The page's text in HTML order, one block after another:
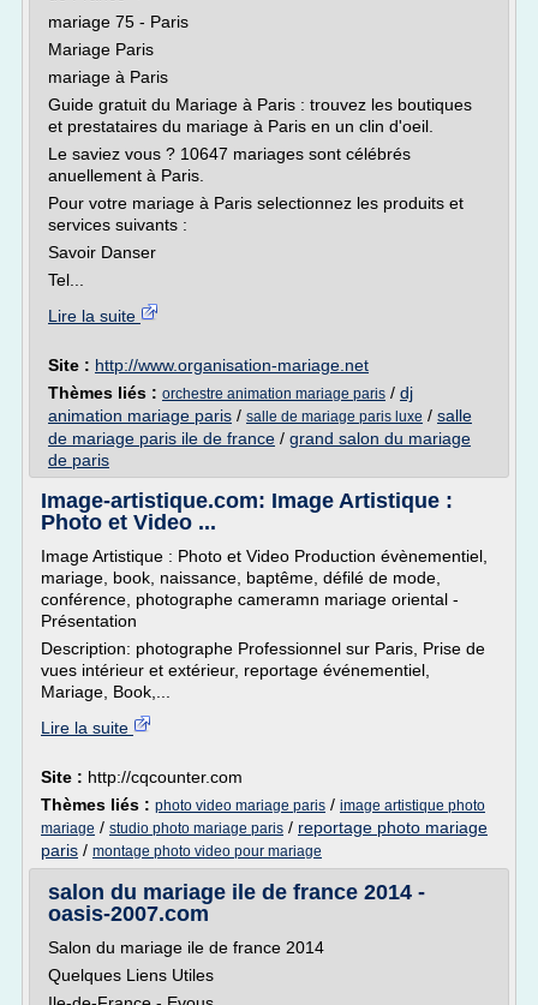
mariage 75 - Paris
Mariage Paris
mariage à Paris
Guide gratuit du Mariage à Paris : trouvez les boutiques
et prestataires du mariage à Paris en un clin d'oeil.
Le saviez vous ? 10647 mariages sont célébrés
anuellement à Paris.
Pour votre mariage à Paris selectionnez les produits et
services suivants :
Savoir Danser
Tel...
Lire la suite
Site : http://www.organisation-mariage.net
Thèmes liés : orchestre animation mariage paris / dj
animation mariage paris / salle de mariage paris luxe / salle
de mariage paris ile de france / grand salon du mariage
de paris
Image-artistique.com: Image Artistique :
Photo et Video ...
Image Artistique : Photo et Video Production évènementiel,
mariage, book, naissance, baptême, défilé de mode,
conférence, photographe cameramn mariage oriental -
Présentation
Description: photographe Professionnel sur Paris, Prise de
vues intérieur et extérieur, reportage événementiel,
Mariage, Book,...
Lire la suite
Site : http://cqcounter.com
Thèmes liés : photo video mariage paris / image artistique photo
mariage / studio photo mariage paris / reportage photo mariage
paris / montage photo video pour mariage
salon du mariage ile de france 2014 -
oasis-2007.com
Salon du mariage ile de france 2014
Quelques Liens Utiles